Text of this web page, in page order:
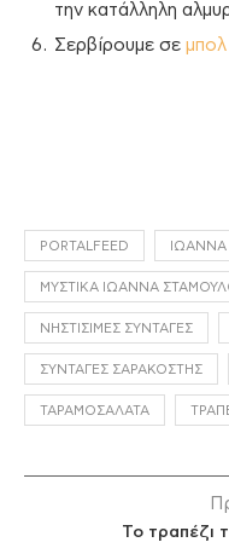
την κατάλληλη
Σερβίρουμε σε μπολ
PORTALFEED
ΜΥΣΤΙΚΆ ΙΩΆΝΝΑ
ΝΗΣΤΊΣΙΜΕΣ ΣΥΝΤΑΓΈΣ
ΣΥΝΤΑΓΈΣ ΣΑΡΑΚΟΣΤΉΣ
ΤΑΡΑΜΟΣΑΛΆΤΑ
To τραπέζι